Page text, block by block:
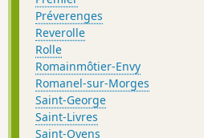
Préverenges
Reverolle
Rolle
Romainmôtier-Envy
Romanel-sur-Morges
Saint-George
Saint-Livres
Saint-Oyens